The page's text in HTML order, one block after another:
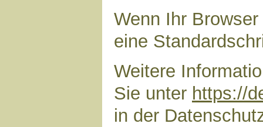
Wenn Ihr
eine
Weitere
Sie unter https://
in der